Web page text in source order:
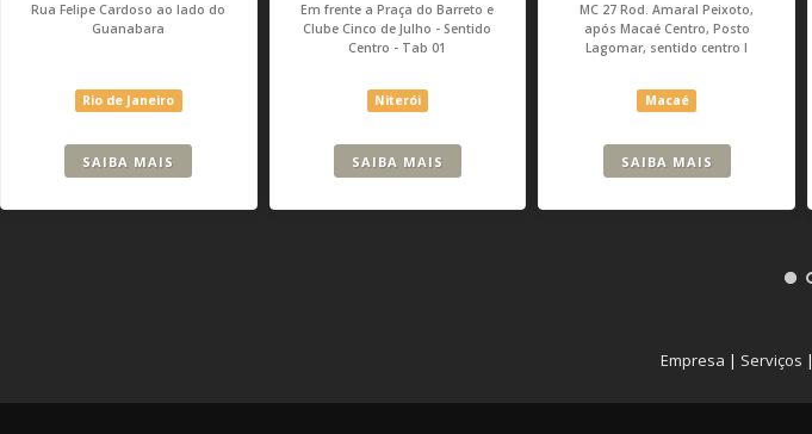
Rua Felipe Cardoso ao lado do
Guanabara
Rio de Janeiro
SAIBA MAIS
Em frente a Praça do Barreto e
Clube Cinco de Julho - Sentido
Centro - Tab 01
Niterói
SAIBA MAIS
MC 27 Rod. Amaral Peixoto,
após Macaé Centro, Posto
Lagomar, sentido centro I
Macaé
SAIBA MAIS
Empresa | Serviços |